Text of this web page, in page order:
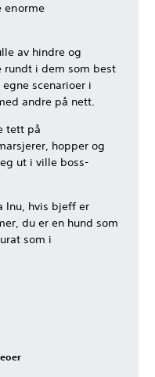
enorme
av hindre og
rundt i dem som best
scenarioer i
andre på nett.
tett på
hopper og
ut i ville boss-
Inu, hvis bjeff er
du er en hund som
som i